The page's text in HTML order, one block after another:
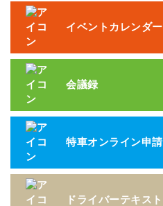
イベントカレンダー
会議録
特車オンライン申請
ドライバーテキスト